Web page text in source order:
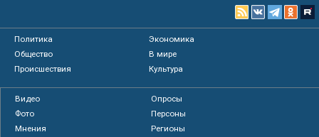
Политика
Экономика
Общество
В мире
Происшествия
Культура
Видео
Опросы
Фото
Персоны
Мнения
Регионы